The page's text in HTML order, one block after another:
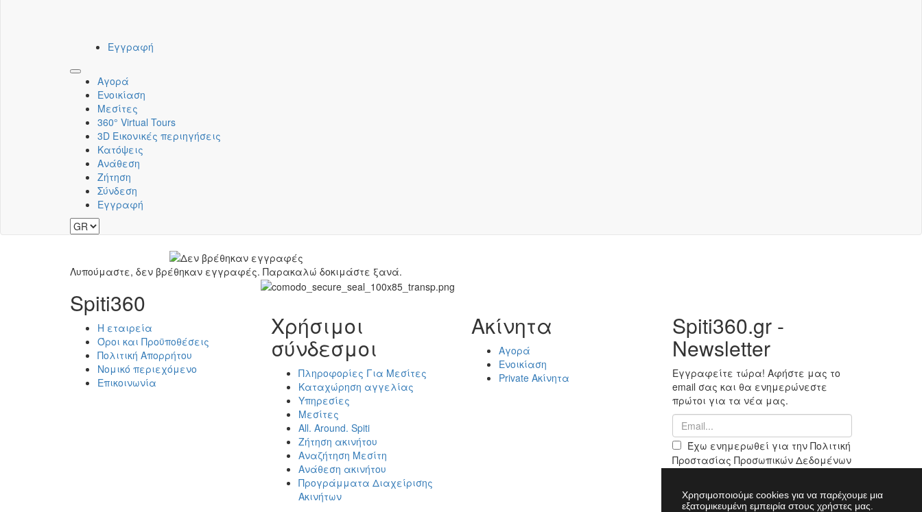
Εγγραφή
Toggle
navigation
Αγορά
Ενοικίαση
Μεσίτες
360° Virtual Tours
3D Εικονικές περιηγήσεις
Κατόψεις
Ανάθεση
Ζήτηση
Σύνδεση
Εγγραφή
Λυπούμαστε, δεν βρέθηκαν εγγραφές. Παρακαλώ δοκιμάστε ξανά.
Spiti360
Η εταιρεία
Όροι και Προϋποθέσεις
Πολιτική Απορρήτου
Νομικό περιεχόμενο
Επικοινωνία
Χρήσιμοι
σύνδεσμοι
Πληροφορίες Για Μεσίτες
Καταχώρηση αγγελίας
Υπηρεσίες
Μεσίτες
All. Around. Spiti
Ζήτηση ακινήτου
Αναζήτηση Μεσίτη
Ανάθεση ακινήτου
Προγράμματα Διαχείρισης
Ακινήτων
Ακίνητα
Αγορά
Ενοικίαση
Private Ακίνητα
Spiti360.gr -
Newsletter
Εγγραφείτε τώρα! Αφήστε μας το
email σας και θα ενημερώνεστε
πρώτοι για τα νέα μας.
Έχω ενημερωθεί για την Πολιτική
Προστασίας Προσωπικών Δεδομένων
Εγγραφή
Χρησιμοποιούμε cookies για να παρέχουμε μια
εξατομικευμένη εμπειρία στους χρήστες μας.